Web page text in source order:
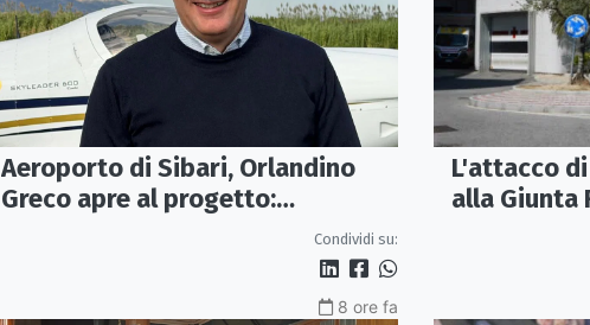
Aeroporto di Sibari, Orlandino
Greco apre al progetto:
Condividi su:
L'attacco
alla Giunta
8 ore fa